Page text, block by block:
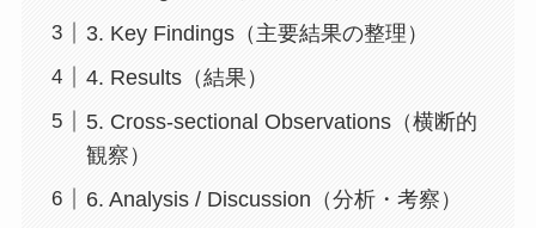
3. Key Findings（主要結果の整理）
4. Results（結果）
5. Cross-sectional Observations（横断的
観察）
6. Analysis / Discussion（分析・考察）